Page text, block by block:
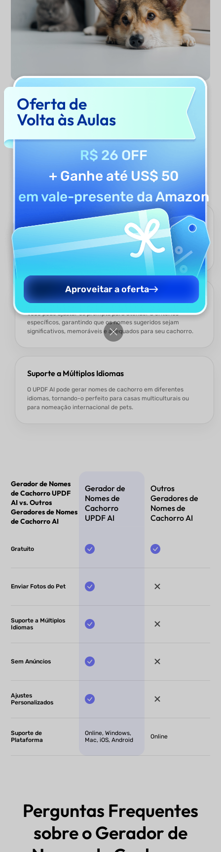
Gerar Nome de Cachorro
Por Que Usar o Gerador de
Nomes de Cachorro do UPDF
AI?
Gere Nomes Criativos Instantaneamente
Economize tempo e esforço — o UPDF AI fornece rapidamente
nomes únicos e divertidos, adaptados à raça, gênero,
personalidade ou estilo do seu animal de estimação.
Personalizável e Relevante
Você pode ajustar os prompts para atender a critérios
específicos, garantindo que os nomes sugeridos sejam
significativos, memoráveis e adequados para seu cachorro.
Suporte a Múltiplos Idiomas
O UPDF AI pode gerar nomes de cachorro em diferentes
idiomas, tornando-o perfeito para casas multiculturais ou
para nomeação internacional de pets.
Gerador de Nomes
de Cachorro UPDF
AI vs. Outros
Geradores de Nomes
de Cachorro AI
Gerador de
Nomes de
Cachorro
UPDF AI
Outros
Geradores de
Nomes de
Cachorro AI
Gratuito
Enviar Fotos do Pet
Suporte a Múltiplos
Idiomas
Sem Anúncios
Ajustes
Personalizados
Suporte de
Plataforma
Online, Windows,
Mac, iOS, Android
Online
Perguntas Frequentes
sobre o Gerador de
Oferta de
Volta às Aulas
R$ 26 OFF
+ Ganhe até US$ 50
em vale-presente da Amazon
Aproveitar a oferta